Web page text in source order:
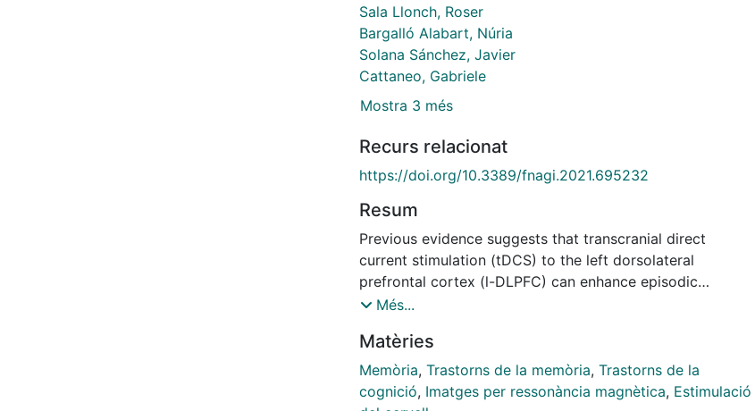
Sala Llonch, Roser
Bargalló Alabart, Núria
Solana Sánchez, Javier
Cattaneo, Gabriele
Mostra 3 més
Recurs relacionat
https://doi.org/10.3389/fnagi.2021.695232
Resum
Previous evidence suggests that transcranial direct
current stimulation (tDCS) to the left dorsolateral
prefrontal cortex (l-DLPFC) can enhance episodic
memory in subjects with subjective cognitive decline
was to replicate such findings in an independent sample
and elucidate if baseline magnetic resonance imaging
(MRI) characteristics predicted putative memory
Més...
Matèries
Memòria, Trastorns de la memòria, Trastorns de la
cognició, Imatges per ressonància magnètica, Estimulació